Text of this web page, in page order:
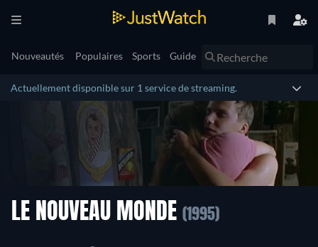
Nouveautés Populaires Sports Guide
Actuellement disponible sur 1 service de streaming.
LE NOUVEAU MONDE (1995)